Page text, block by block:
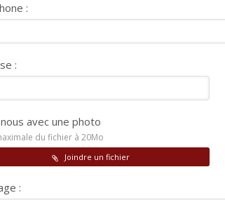
:
:
avec une photo
du fichier à 20Mo
Joindre un fichier
: